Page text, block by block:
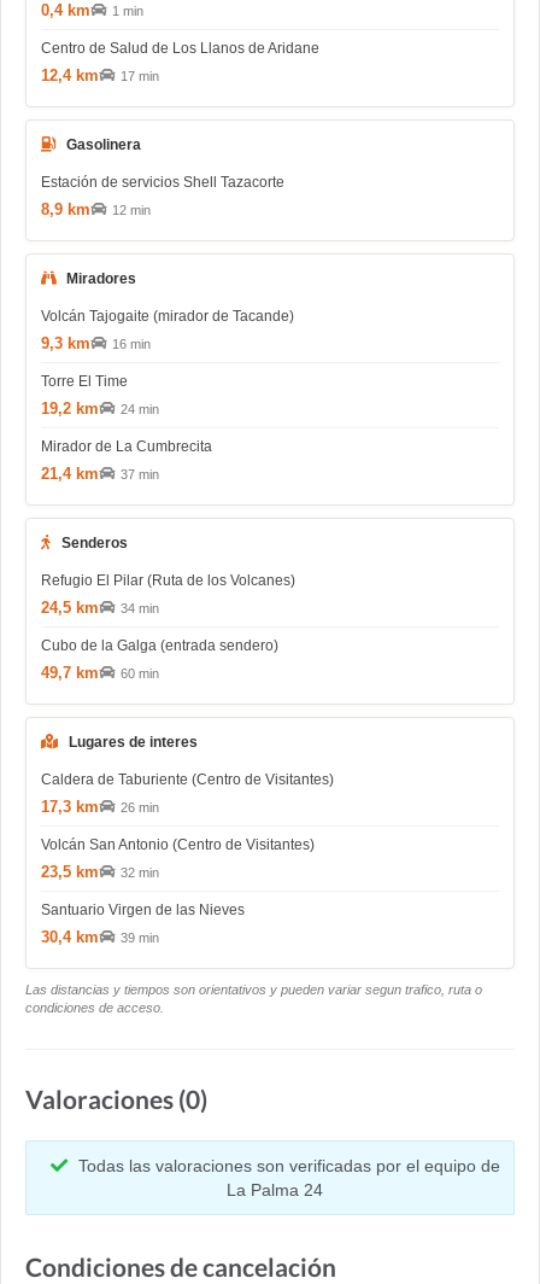
0,4 km 1 min
Centro de Salud de Los Llanos de Aridane
12,4 km 17 min
Gasolinera
Estación de servicios Shell Tazacorte
8,9 km 12 min
Miradores
Volcán Tajogaite (mirador de Tacande)
9,3 km 16 min
Torre El Time
19,2 km 24 min
Mirador de La Cumbrecita
21,4 km 37 min
Senderos
Refugio El Pilar (Ruta de los Volcanes)
24,5 km 34 min
Cubo de la Galga (entrada sendero)
49,7 km 60 min
Lugares de interes
Caldera de Taburiente (Centro de Visitantes)
17,3 km 26 min
Volcán San Antonio (Centro de Visitantes)
23,5 km 32 min
Santuario Virgen de las Nieves
30,4 km 39 min
Las distancias y tiempos son orientativos y pueden variar segun trafico, ruta o
condiciones de acceso.
Valoraciones (0)
Todas las valoraciones son verificadas por el equipo de
La Palma 24
Condiciones de cancelación